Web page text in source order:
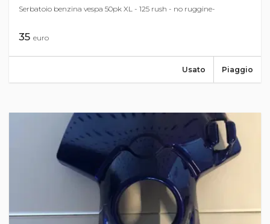
Serbatoio benzina vespa 50pk XL - 125 rush - no ruggine-
35 euro
Piaggio
Usato